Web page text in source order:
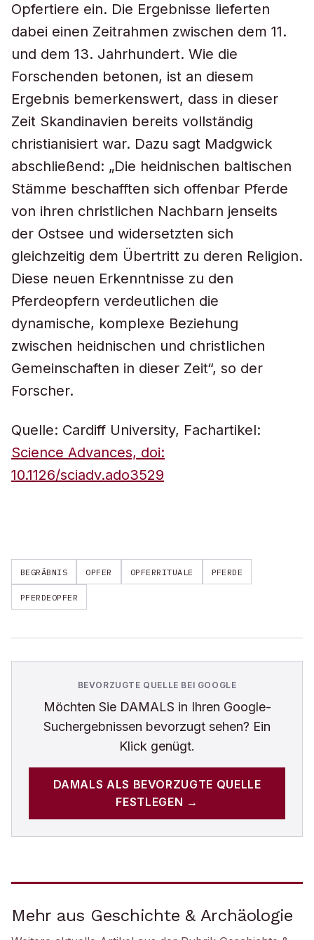
Opfertiere ein. Die Ergebnisse lieferten
dabei einen Zeitrahmen zwischen dem 11.
und dem 13. Jahrhundert. Wie die
Forschenden betonen, ist an diesem
Ergebnis bemerkenswert, dass in dieser
Zeit Skandinavien bereits vollständig
christianisiert war. Dazu sagt Madgwick
abschließend: „Die heidnischen baltischen
Stämme beschafften sich offenbar Pferde
von ihren christlichen Nachbarn jenseits
der Ostsee und widersetzten sich
gleichzeitig dem Übertritt zu deren Religion.
Diese neuen Erkenntnisse zu den
Pferdeopfern verdeutlichen die
dynamische, komplexe Beziehung
zwischen heidnischen und christlichen
Gemeinschaften in dieser Zeit“, so der
Forscher.
Quelle: Cardiff University, Fachartikel:
Science Advances, doi:
10.1126/sciadv.ado3529
BEGRÄBNIS OPFER OPFERRITUALE PFERDE
PFERDEOPFER
BEVORZUGTE QUELLE BEI GOOGLE
Möchten Sie DAMALS in Ihren Google-
Suchergebnissen bevorzugt sehen? Ein
Klick genügt.
DAMALS ALS BEVORZUGTE QUELLE
FESTLEGEN →
Mehr aus Geschichte & Archäologie